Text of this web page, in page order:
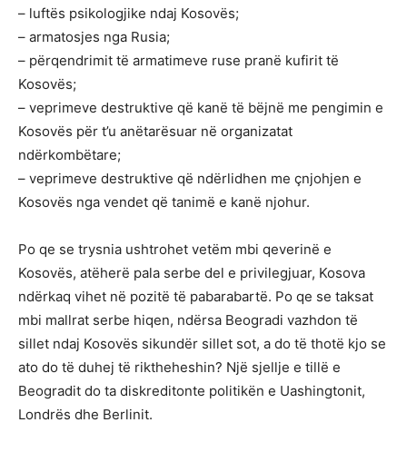
– luftës psikologjike ndaj Kosovës;
– armatosjes nga Rusia;
– përqendrimit të armatimeve ruse pranë kufirit të
Kosovës;
– veprimeve destruktive që kanë të bëjnë me pengimin e
Kosovës për t’u anëtarësuar në organizatat
ndërkombëtare;
– veprimeve destruktive që ndërlidhen me çnjohjen e
Kosovës nga vendet që tanimë e kanë njohur.
Po qe se trysnia ushtrohet vetëm mbi qeverinë e
Kosovës, atëherë pala serbe del e privilegjuar, Kosova
ndërkaq vihet në pozitë të pabarabartë. Po qe se taksat
mbi mallrat serbe hiqen, ndërsa Beogradi vazhdon të
sillet ndaj Kosovës sikundër sillet sot, a do të thotë kjo se
ato do të duhej të riktheheshin? Një sjellje e tillë e
Beogradit do ta diskreditonte politikën e Uashingtonit,
Londrës dhe Berlinit.